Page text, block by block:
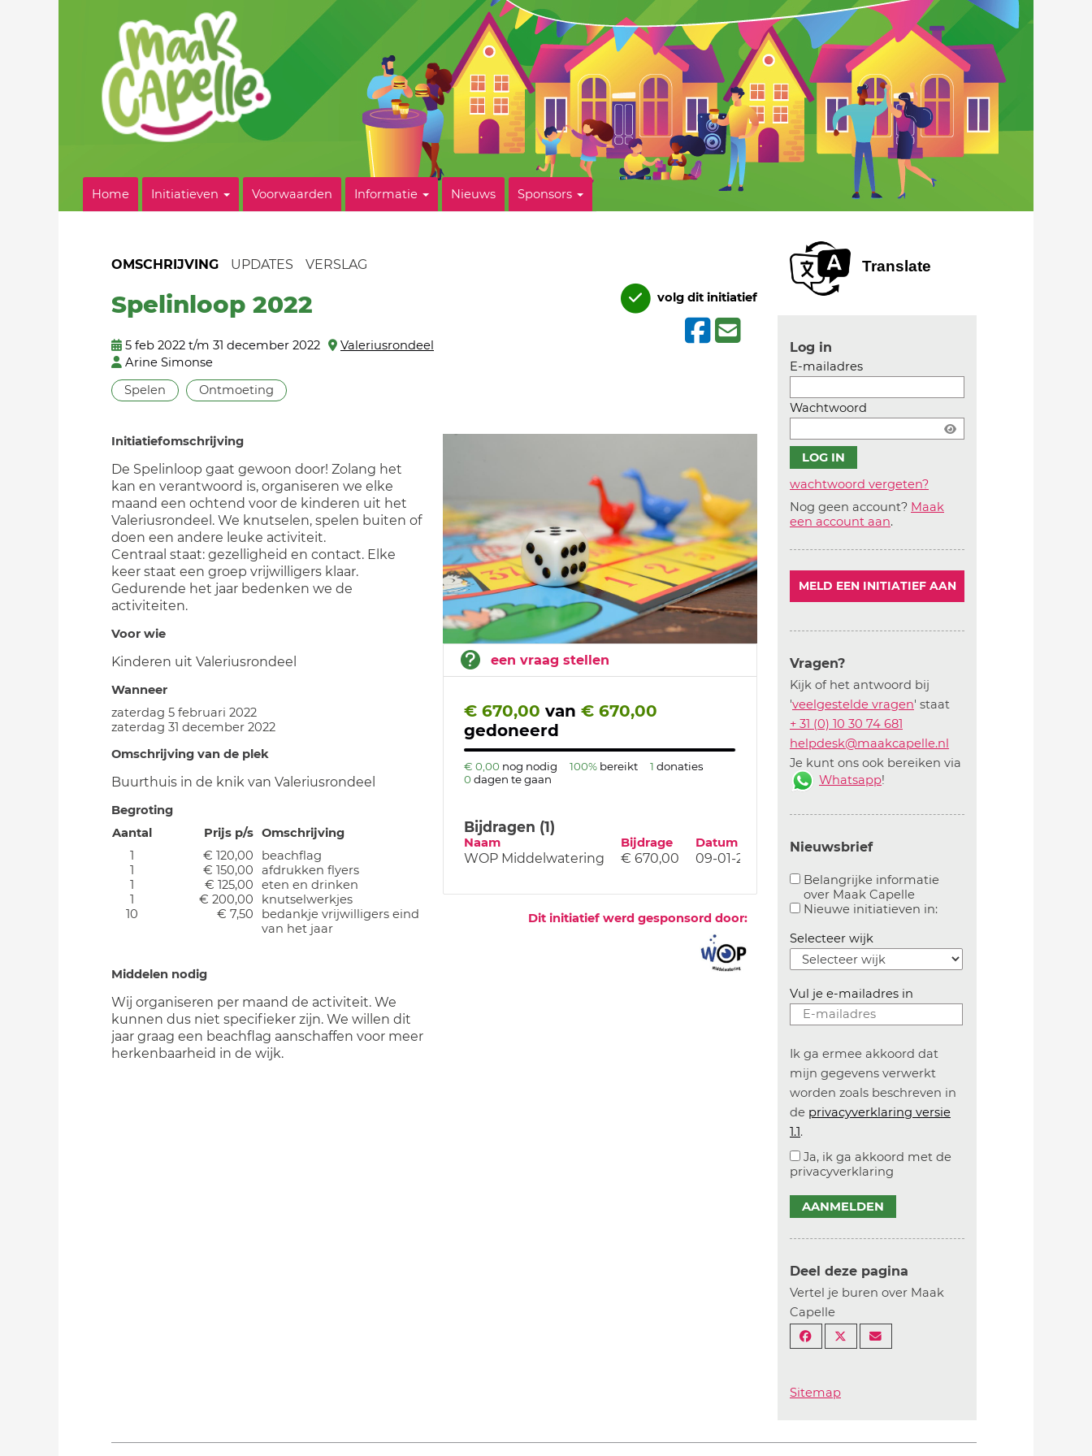
Home Initiatieven Voorwaarden Informatie Nieuws Sponsors
OMSCHRIJVING UPDATES VERSLAG
Spelinloop 2022
5 feb 2022 t/m 31 december 2022
Valeriusrondeel
Arine Simonse
Spelen
Ontmoeting
volg dit initiatief
een vraag stellen
€ 670,00 van € 670,00
gedoneerd
€ 0,00 nog nodig 100% bereikt 1 donaties
0 dagen te gaan
Bijdragen (1)
Naam Bijdrage Datum
WOP Middelwatering € 670,00 09-01-22
Dit initiatief werd gesponsord door:
Initiatiefomschrijving
De Spelinloop gaat gewoon door! Zolang het
kan en verantwoord is, organiseren we elke
maand een ochtend voor de kinderen uit het
Valeriusrondeel. We knutselen, spelen buiten of
doen een andere leuke activiteit.
Centraal staat: gezelligheid en contact. Elke
keer staat een groep vrijwilligers klaar.
Gedurende het jaar bedenken we de
activiteiten.
Voor wie
Kinderen uit Valeriusrondeel
Wanneer
zaterdag 5 februari 2022
zaterdag 31 december 2022
Omschrijving van de plek
Buurthuis in de knik van Valeriusrondeel
Begroting
Aantal
Prijs p/s Omschrijving
1
€ 120,00
beachflag
1
€ 150,00
afdrukken flyers
1
€ 125,00
eten en drinken
1
€ 200,00
knutselwerkjes
10
€ 7,50
bedankje vrijwilligers eind
van het jaar
Middelen nodig
Wij organiseren per maand de activiteit. We
kunnen dus niet specifieker zijn. We willen dit
jaar graag een beachflag aanschaffen voor meer
herkenbaarheid in de wijk.
Translate
Log in
E-mailadres
Wachtwoord
wachtwoord vergeten?
Nog geen account? Maak
een account aan.
MELD EEN INITIATIEF AAN
Vragen?
Kijk of het antwoord bij
'veelgestelde vragen' staat
+ 31 (0) 10 30 74 681
helpdesk@maakcapelle.nl
Je kunt ons ook bereiken via
Whatsapp!
Nieuwsbrief
Belangrijke informatie
over Maak Capelle
Aanvinken om belangrijke informatie over
Nieuwe initiatieven in:Aanvinken om
Selecteer wijk
Vul je e-mailadres in
Ik ga ermee akkoord dat
mijn gegevens verwerkt
worden zoals beschreven in
de privacyverklaring versie
1.1.
Ja, ik ga akkoord met de
privacyverklaring
AANMELDEN
Deel deze pagina
Vertel je buren over Maak
Capelle
Sitemap